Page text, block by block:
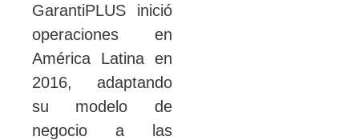
GarantiPLUS inició
operaciones en
América Latina en
2016, adaptando
su modelo de
negocio a las